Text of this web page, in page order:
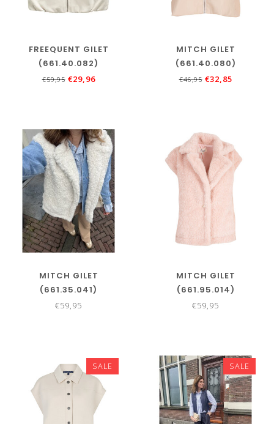
FREEQUENT GILET
(661.40.082)
€59,95 €29,96
MITCH GILET
(661.40.080)
€46,95 €32,85
MITCH GILET
(661.35.041)
€59,95
MITCH GILET
(661.95.014)
€59,95
SALE SALE